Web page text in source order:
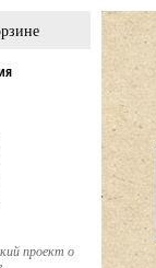
проект о